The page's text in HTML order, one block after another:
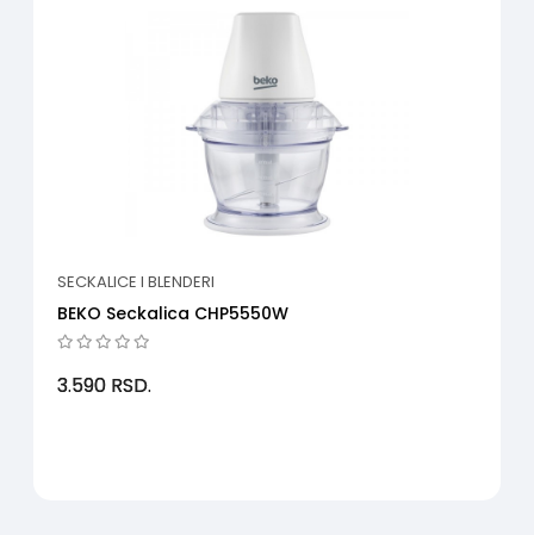
SECKALICE I BLENDERI
BEKO Seckalica CHP5550W
3.590 RSD.